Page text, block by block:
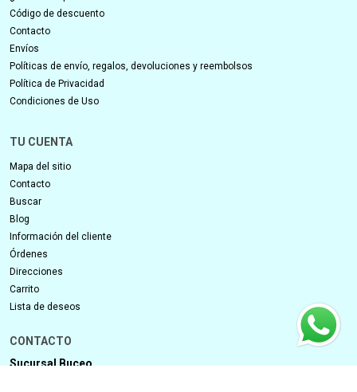
INFORMACIÓN
¿Cómo comprar?
Código de descuento
Contacto
Políticas de envío, regalos, devoluciones y reembolsos
Condiciones de Uso
TU CUENTA
Mapa del sitio
Contacto
Buscar
Blog
Información del cliente
Direcciones
Carrito